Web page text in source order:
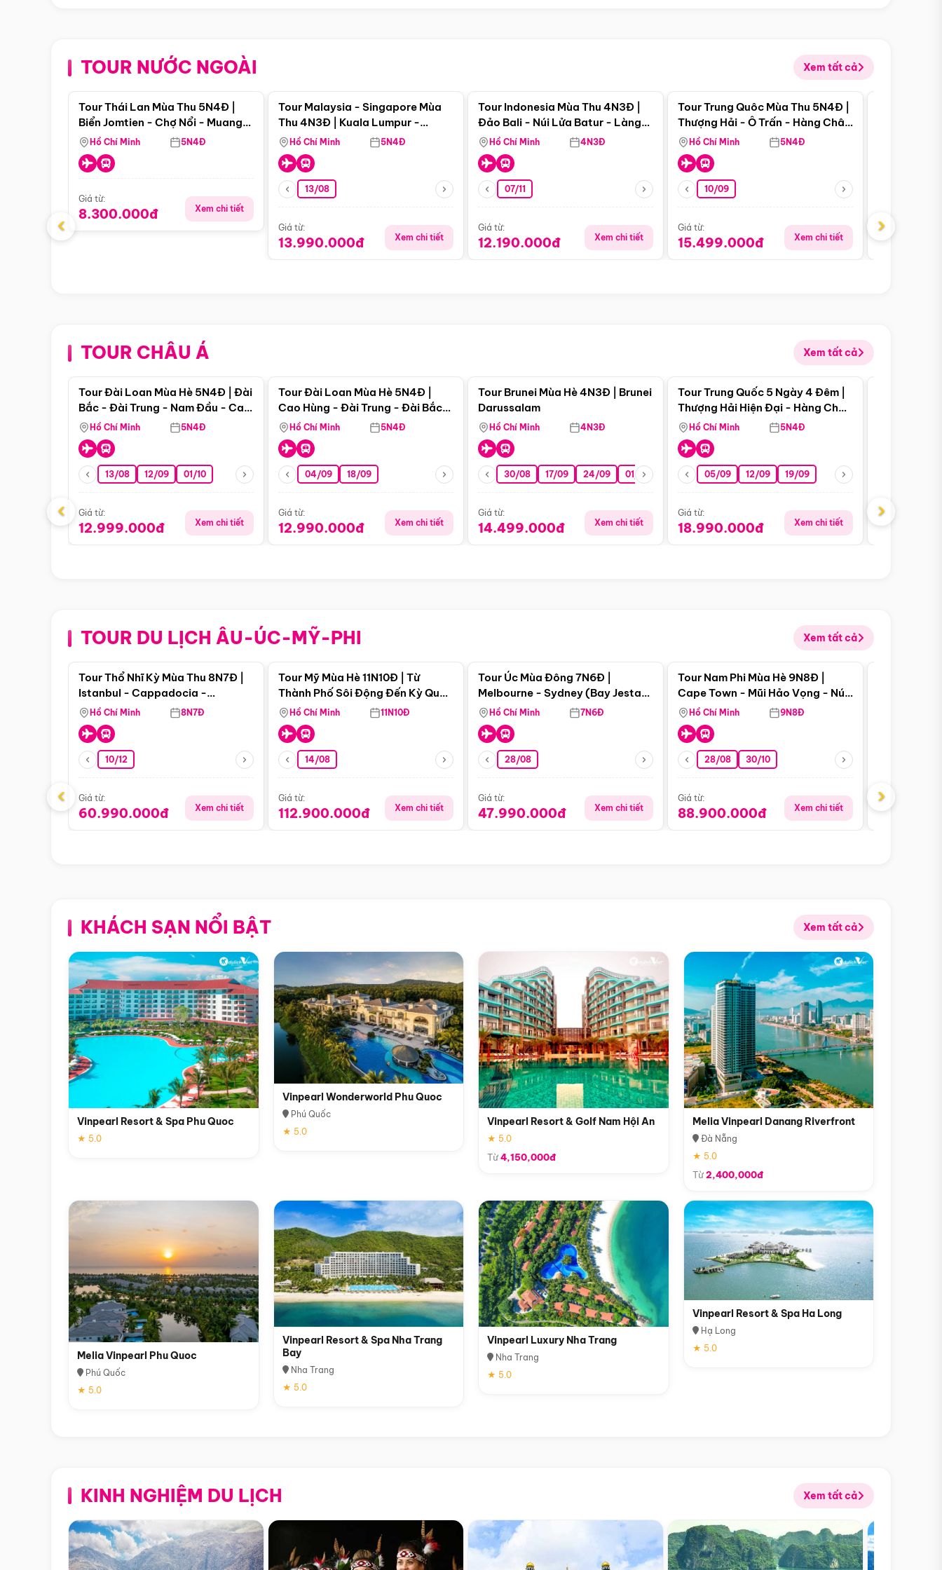
TOUR NƯỚC NGOÀI Xem tất cả
Điểm nổi bật
Tour Thái Lan Mùa Thu 5N4Đ |
Biển Jomtien - Chợ Nổi - Muang
Boran - Suanthai (Bay Vietnam
Airlines)
Hồ Chí Minh 5N4Đ
Giá từ:
8.300.000đ Xem chi tiết
Tour Malaysia - Singapore Mùa
Thu 4N3Đ | Kuala Lumpur -
Malacca - Johor Baru -
Singapore
Hồ Chí Minh 5N4Đ
13/08
Giá từ:
13.990.000đ Xem chi tiết
Tour Indonesia Mùa Thu 4N3Đ |
Đảo Bali - Núi Lửa Batur - Làng
Penglipuran
Hồ Chí Minh 4N3Đ
07/11
Giá từ:
12.190.000đ Xem chi tiết
Điểm nổi bật
Tour Trung Quôc Mùa Thu 5N4Đ |
Thượng Hải - Ô Trấn - Hàng Châu
(Tour Không Shopping)
Hồ Chí Minh 5N4Đ
10/09
Giá từ:
15.499.000đ Xem chi tiết
Giá từ:
‹ ›
TOUR CHÂU Á Xem tất cả
Điểm nổi bật
Tour Đài Loan Mùa Hè 5N4Đ | Đài
Bắc - Đài Trung - Nam Đầu - Cao
Hùng ( Bay Vn)
Hồ Chí Minh 5N4Đ
13/08 12/09 01/10
Giá từ:
12.999.000đ Xem chi tiết
Tour Đài Loan Mùa Hè 5N4Đ |
Cao Hùng - Đài Trung - Đài Bắc
(Bay Vj)
Hồ Chí Minh 5N4Đ
04/09 18/09
Giá từ:
12.990.000đ Xem chi tiết
Tour Brunei Mùa Hè 4N3Đ | Brunei
Darussalam
Hồ Chí Minh 4N3Đ
30/08 17/09 24/09 01/10 15/10 29/10
Giá từ:
14.499.000đ Xem chi tiết
Điểm nổi bật
Tour Trung Quốc 5 Ngày 4 Đêm |
Thượng Hải Hiện Đại - Hàng Châu
Nên Thơ - Ô Trấn Cổ Kính
Hồ Chí Minh 5N4Đ
05/09 12/09 19/09
Giá từ:
18.990.000đ Xem chi tiết
Giá từ:
‹ ›
TOUR DU LỊCH ÂU-ÚC-MỸ-PHI Xem tất cả
Điểm nổi bật
Tour Thổ Nhĩ Kỳ Mùa Thu 8N7Đ |
Istanbul - Cappadocia -
Pamukkale
Hồ Chí Minh 8N7Đ
10/12
Giá từ:
60.990.000đ Xem chi tiết
Tour Mỹ Mùa Hè 11N10Đ | Từ
Thành Phố Sôi Động Đến Kỳ Quan
Thiên Nhiên Mỹ
Hồ Chí Minh 11N10Đ
14/08
Giá từ:
112.900.000đ Xem chi tiết
Tour Úc Mùa Đông 7N6Đ |
Melbourne - Sydney (Bay Jestar
Airways)
Hồ Chí Minh 7N6Đ
28/08
Giá từ:
47.990.000đ Xem chi tiết
Điểm nổi bật
Tour Nam Phi Mùa Hè 9N8Đ |
Cape Town - Mũi Hảo Vọng - Núi
Bàn - Johannesburg - Pretoria -
Safari - Lodge
Hồ Chí Minh 9N8Đ
28/08 30/10
Giá từ:
88.900.000đ Xem chi tiết
Giá từ:
‹ ›
KHÁCH SẠN NỔI BẬT Xem tất cả
Vinpearl Resort & Spa Phu Quoc
★ 5.0
Vinpearl Wonderworld Phu Quoc
Phú Quốc
★ 5.0
Vinpearl Resort & Golf Nam Hội An
★ 5.0
Từ4,150,000đ
Melia Vinpearl Danang Riverfront
Đà Nẵng
★ 5.0
Từ2,400,000đ
Melia Vinpearl Phu Quoc
Phú Quốc
★ 5.0
Vinpearl Resort & Spa Nha Trang
Bay
Nha Trang
★ 5.0
Vinpearl Luxury Nha Trang
Nha Trang
★ 5.0
Vinpearl Resort & Spa Ha Long
Hạ Long
★ 5.0
KINH NGHIỆM DU LỊCH Xem tất cả